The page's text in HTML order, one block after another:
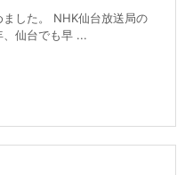
した。 NHK仙台放送局の
仙台でも早 ...